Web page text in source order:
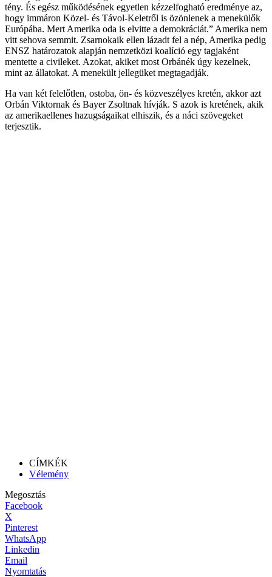
tény. És egész működésének egyetlen kézzelfogható eredménye az,
hogy immáron Közel- és Távol-Keletről is özönlenek a menekülők
Európába. Mert Amerika oda is elvitte a demokráciát.” Amerika nem
vitt sehova semmit. Zsarnokaik ellen lázadt fel a nép, Amerika pedig
ENSZ határozatok alapján nemzetközi koalíció egy tagjaként
mentette a civileket. Azokat, akiket most Orbánék úgy kezelnek,
mint az állatokat. A menekült jellegüket megtagadják.
Ha van két felelőtlen, ostoba, ön- és közveszélyes kretén, akkor azt
Orbán Viktornak és Bayer Zsoltnak hívják. S azok is kretének, akik
az amerikaellenes hazugságaikat elhiszik, és a náci szövegeket
terjesztik.
CÍMKÉK
Vélemény
Megosztás
Facebook
X
Pinterest
WhatsApp
Linkedin
Email
Nyomtatás